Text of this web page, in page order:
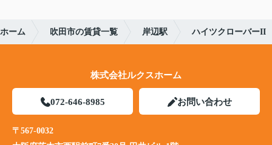
ーム 吹田市の賃貸一覧 岸辺駅 ハイツクローバーII
株式会社ルクスホーム
072-646-8985 お問い合わせ
〒567-0032